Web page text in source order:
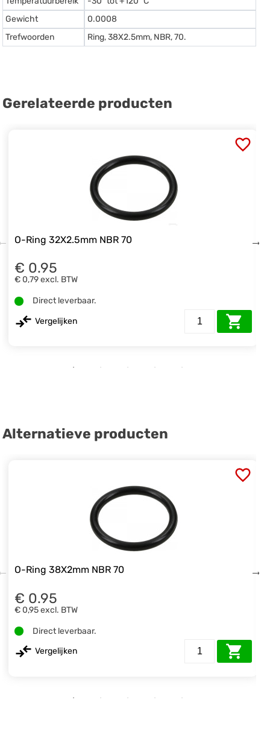
Gewicht
0.0008
Trefwoorden
Ring, 38X2.5mm, NBR, 70.
Gerelateerde producten
O-Ring 32X2.5mm NBR 70
€ 0.95
€ 0,79excl. BTW
Direct leverbaar.
Vergelijken
Alternatieve producten
O-Ring 38X2mm NBR 70
€ 0.95
€ 0,95excl. BTW
Direct leverbaar.
Vergelijken